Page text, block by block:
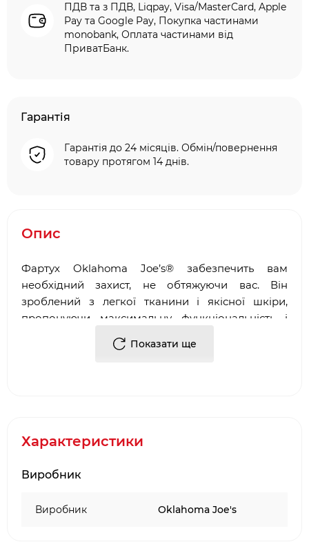
ПДВ та з ПДВ, Liqpay, Visa/MasterCard, Apple
Pay та Google Pay, Покупка частинами
monobank, Оплата частинами від
ПриватБанк.
Гарантія
Гарантія до 24 місяців. Обмін/повернення
товару протягом 14 днів.
Опис
Фартух Oklahoma Joe’s® забезпечить вам
необхідний захист, не обтяжуючи вас. Він
зроблений з легкої тканини і якісної шкіри,
пропонуючи максимальну функціональність і
комфорт. Фартух спеціально розроблений, щоб
ви могли вмістити в його кишенях все, що вам
Показати ще
Характеристики
Виробник
Виробник Oklahoma Joe's